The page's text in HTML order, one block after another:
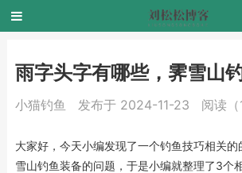
雨字头字有哪些，霁雪山
小猫钓鱼 发布于 2024-11-23 阅读（
大家好，今天小编发现了一个钓鱼技巧相关
雪山钓鱼装备的问题，于是小编就整理了3个